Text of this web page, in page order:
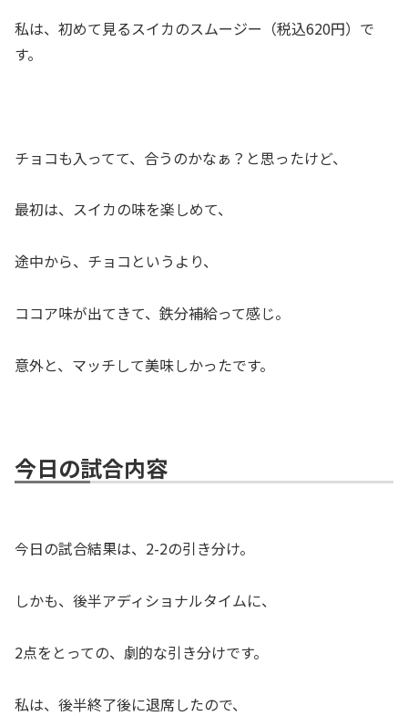
私は、初めて見るスイカのスムージー（税込620円）で
す。
チョコも入ってて、合うのかなぁ？と思ったけど、
最初は、スイカの味を楽しめて、
途中から、チョコというより、
ココア味が出てきて、鉄分補給って感じ。
意外と、マッチして美味しかったです。
今日の試合内容
今日の試合結果は、2-2の引き分け。
しかも、後半アディショナルタイムに、
2点をとっての、劇的な引き分けです。
私は、後半終了後に退席したので、